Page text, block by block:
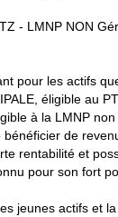
- LMNP NON
pour les actifs
éligible au
à la LMNP non
de
rentabilité et
pour son fort
jeunes actifs et